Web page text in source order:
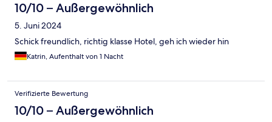
10/10 – Außergewöhnlich
5. Juni 2024
Schick freundlich, richtig klasse Hotel, geh ich wieder hin
Katrin, Aufenthalt von 1 Nacht
Verifizierte Bewertung
10/10 – Außergewöhnlich